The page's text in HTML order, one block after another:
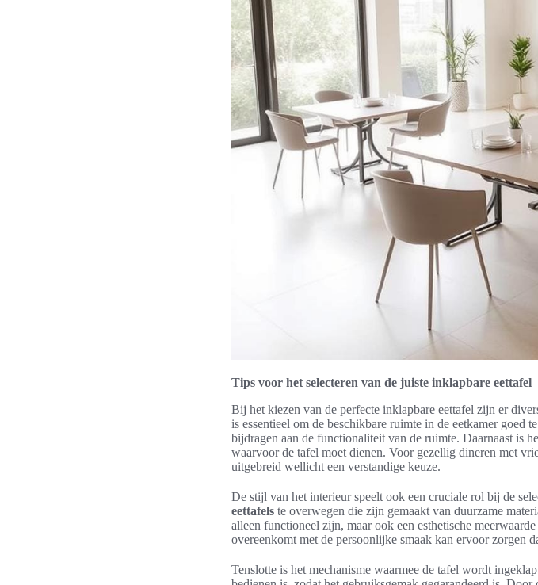
Tips voor het selecteren van de juiste inklapbare eettafel
Bij het kiezen van de perfecte inklapbare eettafel zijn er
is essentieel om de beschikbare ruimte in de eetkamer goed
bijdragen aan de functionaliteit van de ruimte. Daarnaast is
waarvoor de tafel moet dienen. Voor gezellig dineren met
uitgebreid wellicht een verstandige keuze.
De stijl van het interieur speelt ook een cruciale rol bij de
eettafels te overwegen die zijn gemaakt van duurzame
alleen functioneel zijn, maar ook een esthetische
overeenkomt met de persoonlijke smaak kan ervoor zorgen
Tenslotte is het mechanisme waarmee de tafel wordt